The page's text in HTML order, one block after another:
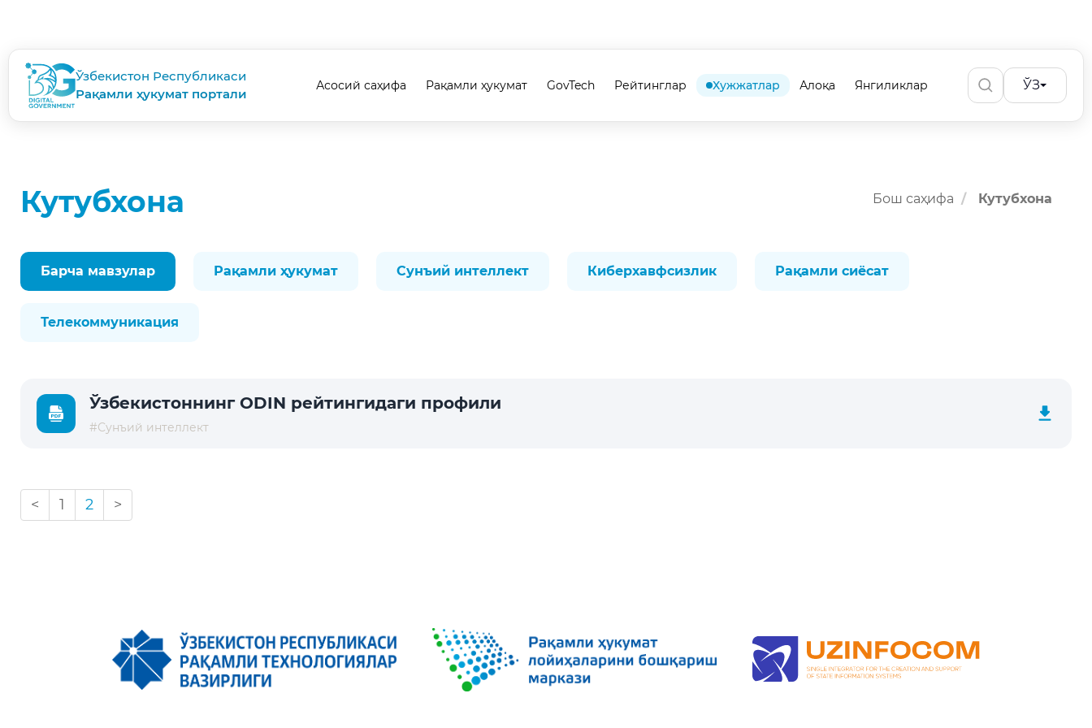
Ўзбекистон Республикаси
Рақамли ҳукумат портали
Асосий саҳифа Рақамли ҳукумат GovTech Рейтинглар Хужжатлар Алоқа Янгиликлар ЎЗ
Кутубхона Бош саҳифа Кутубхона
Барча мавзулар Рақамли ҳукумат Сунъий интеллект Киберхавфсизлик Рақамли сиёсат
Телекоммуникация
Ўзбекистоннинг ODIN рейтингидаги профили
#Сунъий интеллект
< 1 2 >